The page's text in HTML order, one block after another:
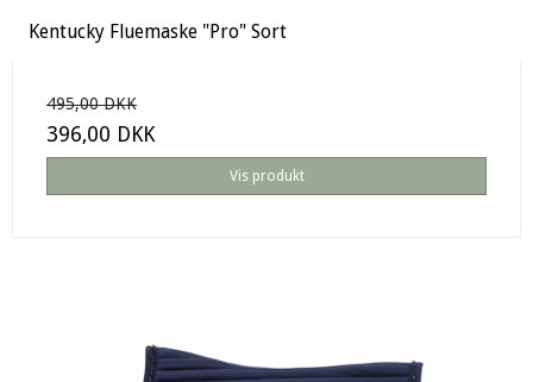
Kentucky Fluemaske "Pro" Sort
495,00 DKK
396,00 DKK
Vis produkt